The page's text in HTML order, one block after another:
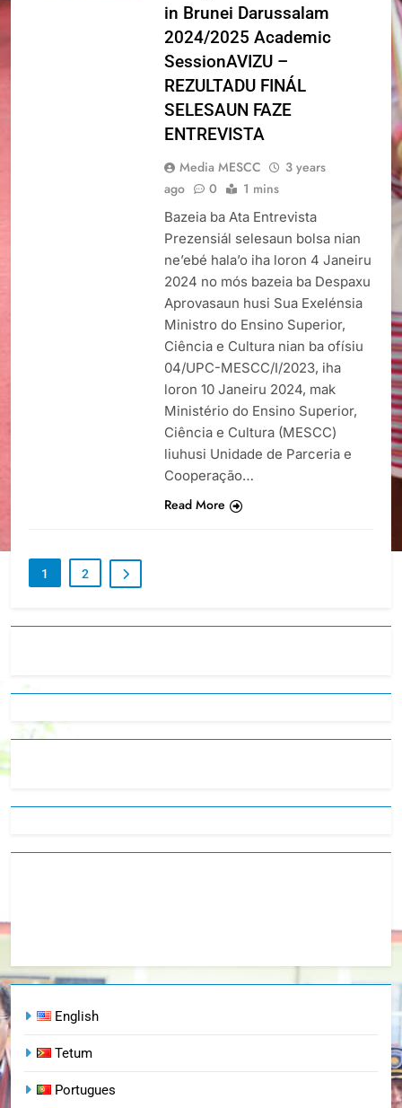
in Brunei Darussalam
2024/2025 Academic
SessionAVIZU –
REZULTADU FINÁL
SELESAUN FAZE
ENTREVISTA
Media MESCC
3 years
ago
0 1 mins
Bazeia ba Ata Entrevista
Prezensiál selesaun bolsa nian
ne’ebé hala’o iha loron 4 Janeiru
2024 no mós bazeia ba Despaxu
Aprovasaun husi Sua Exelénsia
Ministro do Ensino Superior,
Ciência e Cultura nian ba ofísiu
04/UPC-MESCC/I/2023, iha
loron 10 Janeiru 2024, mak
Ministério do Ensino Superior,
Ciência e Cultura (MESCC)
liuhusi Unidade de Parceria e
Cooperação…
Read More
1 2
English
Tetum
Portugues